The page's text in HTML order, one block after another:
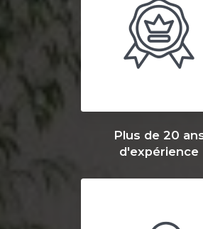
Plus de 20
d'expérience